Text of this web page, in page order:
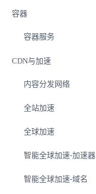
容器
容器服务
CDN与加速
内容分发网络
全站加速
全球加速
智能全球加速-加速器
智能全球加速-域名